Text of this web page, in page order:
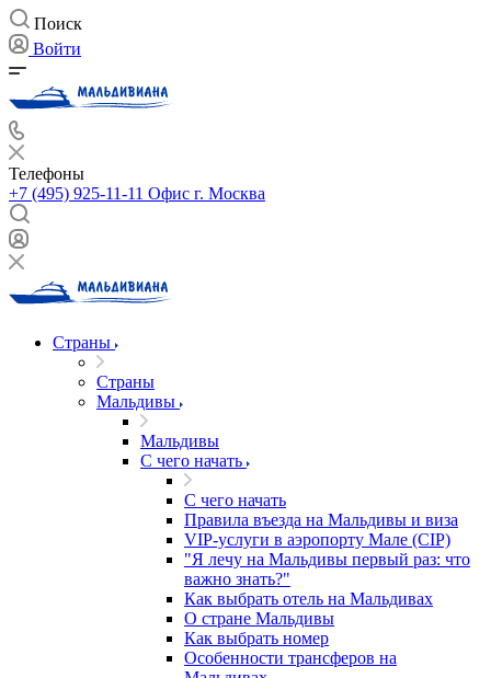
Поиск
Войти
Телефоны
+7 (495) 925-11-11 Офис г. Москва
Страны
Страны
Мальдивы
Мальдивы
С чего начать
С чего начать
Правила въезда на Мальдивы и виза
VIP-услуги в аэропорту Мале (CIP)
"Я лечу на Мальдивы первый раз: что
важно знать?"
Как выбрать отель на Мальдивах
О стране Мальдивы
Как выбрать номер
Особенности трансферов на